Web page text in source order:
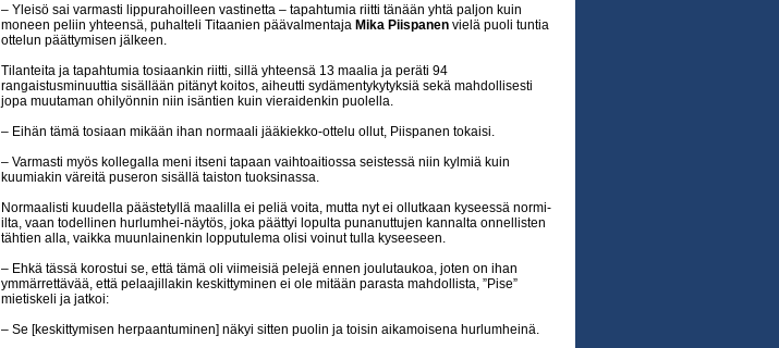
– Yleisö sai varmasti lippurahoilleen vastinetta – tapahtumia riitti tänään yhtä paljon kuin
moneen peliin yhteensä, puhalteli Titaanien päävalmentaja Mika Piispanen vielä puoli tuntia
ottelun päättymisen jälkeen.
Tilanteita ja tapahtumia tosiaankin riitti, sillä yhteensä 13 maalia ja peräti 94
rangaistusminuuttia sisällään pitänyt koitos, aiheutti sydämentykytyksiä sekä mahdollisesti
jopa muutaman ohilyönnin niin isäntien kuin vieraidenkin puolella.
– Eihän tämä tosiaan mikään ihan normaali jääkiekko-ottelu ollut, Piispanen tokaisi.
– Varmasti myös kollegalla meni itseni tapaan vaihtoaitiossa seistessä niin kylmiä kuin
kuumiakin väreitä puseron sisällä taiston tuoksinassa.
Normaalisti kuudella päästetyllä maalilla ei peliä voita, mutta nyt ei ollutkaan kyseessä normi-
ilta, vaan todellinen hurlumhei-näytös, joka päättyi lopulta punanuttujen kannalta onnellisten
tähtien alla, vaikka muunlainenkin lopputulema olisi voinut tulla kyseeseen.
– Ehkä tässä korostui se, että tämä oli viimeisiä pelejä ennen joulutaukoa, joten on ihan
ymmärrettävää, että pelaajillakin keskittyminen ei ole mitään parasta mahdollista, ”Pise”
mietiskeli ja jatkoi:
– Se [keskittymisen herpaantuminen] näkyi sitten puolin ja toisin aikamoisena hurlumheinä.